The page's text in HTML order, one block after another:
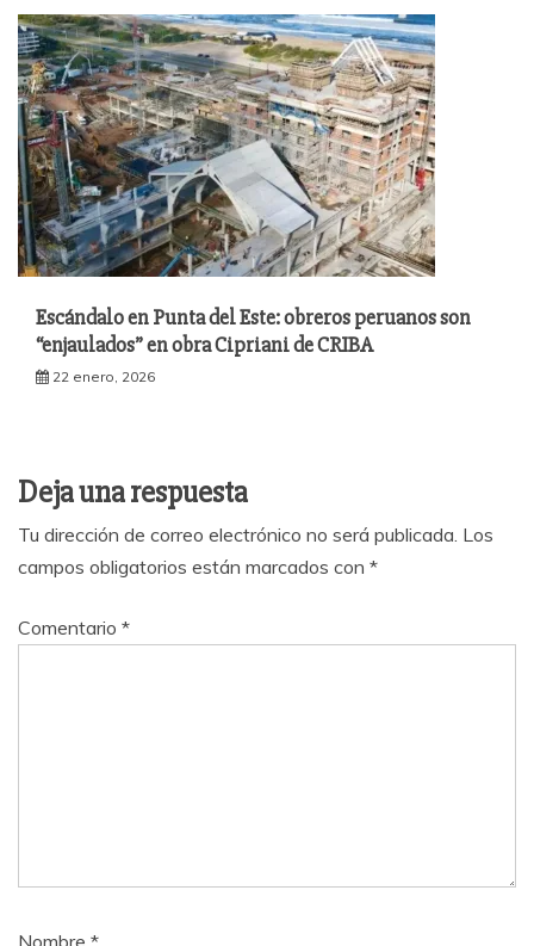
Escándalo en Punta del Este: obreros peruanos son
“enjaulados” en obra Cipriani de CRIBA
22 enero, 2026
Deja una respuesta
Tu dirección de correo electrónico no será publicada. Los
campos obligatorios están marcados con *
Comentario *
Nombre *